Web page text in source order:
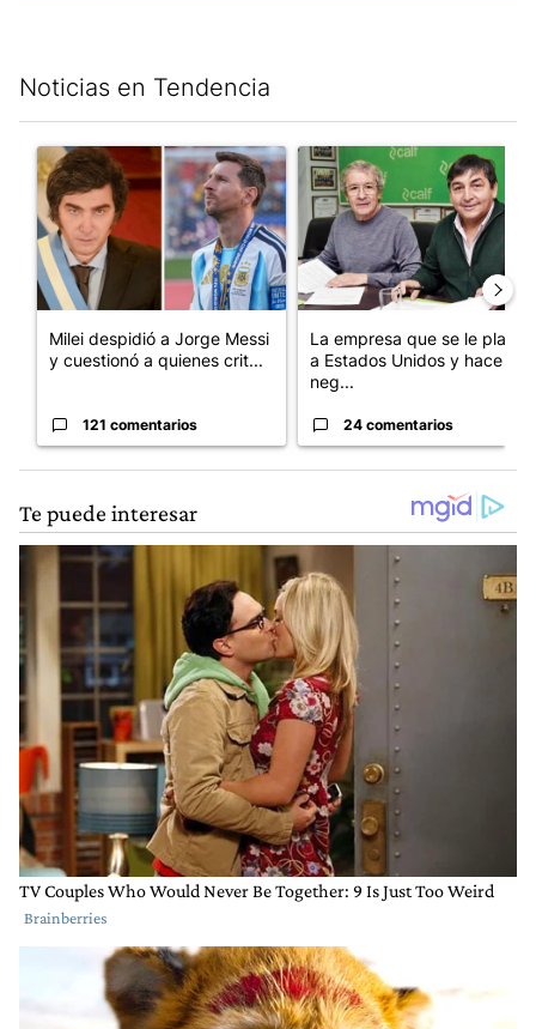
Noticias en Tendencia
Un artículo de tendencia con el título "Milei despidió a Jorge
Milei despidió a Jorge Messi
y cuestionó a quienes crit...
121 comentarios
Un artículo de tendencia con
La empresa que se le plantó
a Estados Unidos y hace
neg...
24 comentarios